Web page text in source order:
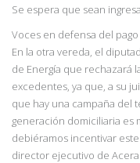
Se espera que sean
Voces en defensa del pago
En la otra vereda, el
de Energía que rechazará
excedentes, ya que, a su
que hay una campaña del
generación domiciliaria es
debiéramos incentivar
director ejecutivo de